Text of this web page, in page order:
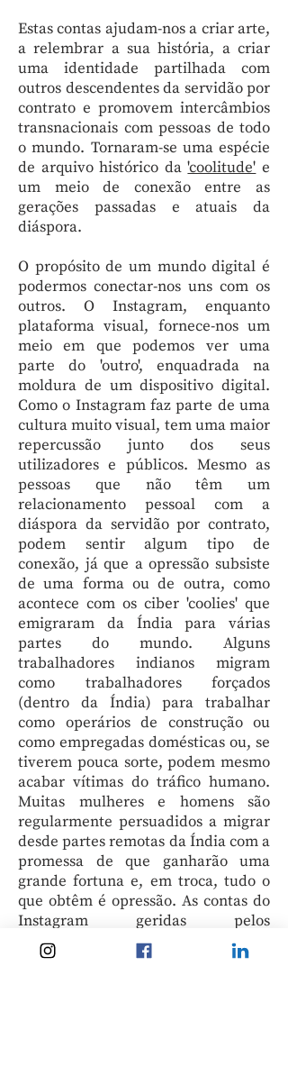
Estas contas ajudam-nos a criar arte,
a relembrar a sua história, a criar
uma identidade partilhada com
outros descendentes da servidão por
contrato e promovem intercâmbios
transnacionais com pessoas de todo
o mundo. Tornaram-se uma espécie
de arquivo histórico da'coolitude' e
um meio de conexão entre as
gerações passadas e atuais da
diáspora.
O propósito de um mundo digital é
podermos conectar-nos uns com os
outros. O Instagram, enquanto
plataforma visual, fornece-nos um
meio em que podemos ver uma
parte do 'outro', enquadrada na
moldura de um dispositivo digital.
Como o Instagram faz parte de uma
cultura muito visual, tem uma maior
repercussão junto dos seus
utilizadores e públicos. Mesmo as
pessoas que não têm um
relacionamento pessoal com a
diáspora da servidão por contrato,
podem sentir algum tipo de
conexão, já que a opressão subsiste
de uma forma ou de outra, como
acontece com os ciber 'coolies' que
emigraram da Índia para várias
partes do mundo. Alguns
trabalhadores indianos migram
como trabalhadores forçados
(dentro da Índia) para trabalhar
como operários de construção ou
como empregadas domésticas ou, se
tiverem pouca sorte, podem mesmo
acabar vítimas do tráfico humano.
Muitas mulheres e homens são
regularmente persuadidos a migrar
desde partes remotas da Índia com a
promessa de que ganharão uma
grande fortuna e, em troca, tudo o
que obtêm é opressão. As contas do
Instagram geridas pelos
descendentes dos 'coolies' mostram-
nos um vislumbre do passado,